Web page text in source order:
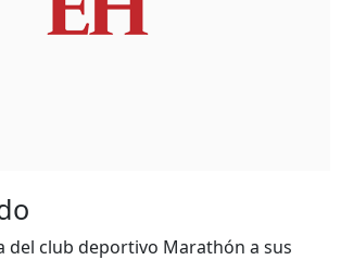
del club deportivo Marathón a sus